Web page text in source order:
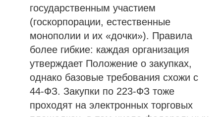
государственным участием
(госкорпорации, естественные
монополии и их «дочки»). Правила
более гибкие: каждая организация
утверждает Положение о закупках,
однако базовые требования схожи с
44-ФЗ. Закупки по 223-ФЗ тоже
проходят на электронных торговых